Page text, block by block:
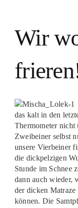
Wir
das kalt in den
Thermometer nicht
Zweibeiner selbst
unsere Vierbeiner
die dickpelzigen
Stunde im Schnee
dann auch wieder,
der dicken
können. Die